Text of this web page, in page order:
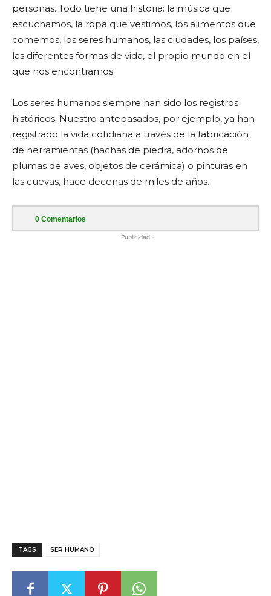
personas. Todo tiene una historia: la música que
escuchamos, la ropa que vestimos, los alimentos que
comemos, los seres humanos, las ciudades, los países,
las diferentes formas de vida, el propio mundo en el
que nos encontramos.
Los seres humanos siempre han sido los registros
históricos. Nuestro antepasados, por ejemplo, ya han
registrado la vida cotidiana a través de la fabricación
de herramientas (hachas de piedra, adornos de
plumas de aves, objetos de cerámica) o pinturas en
las cuevas, hace decenas de miles de años.
0 Comentarios
- Publicidad -
TAGS SER HUMANO